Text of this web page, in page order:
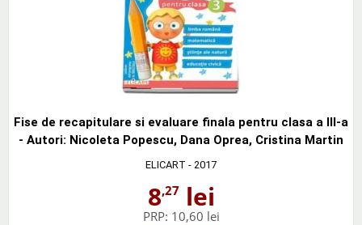
Fise de recapitulare si evaluare finala pentru clasa a III-a
- Autori: Nicoleta Popescu, Dana Oprea, Cristina Martin
ELICART - 2017
8,27lei
PRP: 10,60 lei